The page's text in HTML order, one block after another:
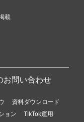
載
お問い合わせ
資料ダウンロード
ョン
TikTok運用